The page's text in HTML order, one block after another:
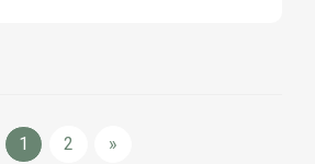
1 2 »